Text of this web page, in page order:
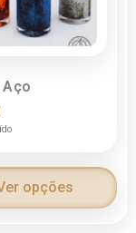
opções